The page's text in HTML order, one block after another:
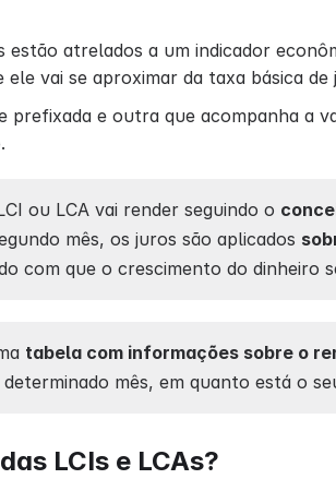
estão atrelados a um indicador
vai se aproximar da taxa básica de
prefixada e outra que acompanha a
ou LCA vai render seguindo o
mês, os juros são aplicados
com que o crescimento do dinheiro
tabela com informações sobre o
mês, em quanto está o
LCIs e LCAs?